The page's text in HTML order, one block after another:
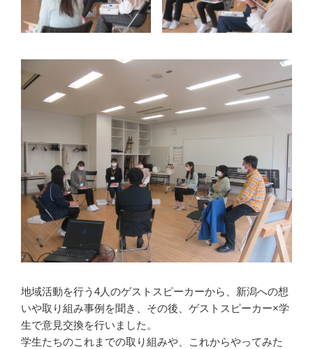
地域活動を行う4人のゲストスピーカーから、新潟への想
いや取り組み事例を聞き、その後、ゲストスピーカー×学
生で意見交換を行いました。
学生たちのこれまでの取り組みや、これからやってみた